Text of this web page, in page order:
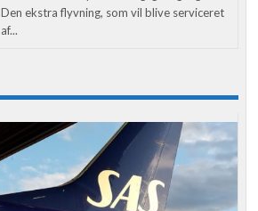
Den ekstra flyvning, som vil blive serviceret
af...